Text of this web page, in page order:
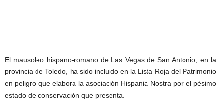
El mausoleo hispano-romano de Las Vegas de San Antonio, en la
provincia de Toledo, ha sido incluido en la Lista Roja del Patrimonio
en peligro que elabora la asociación Hispania Nostra por el pésimo
estado de conservación que presenta.